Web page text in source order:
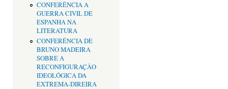
CONFERÊNCIA A
GUERRA CIVIL DE
ESPANHA NA
LITERATURA
CONFERÊNCIA DE
BRUNO MADEIRA
SOBRE A
RECONFIGURAÇÂO
IDEOLÓGICA DA
EXTREMA-DIREIRA